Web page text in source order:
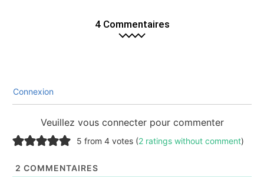
4 Commentaires
Connexion
Veuillez vous connecter pour commenter
5 from 4 votes (2 ratings without comment)
2 COMMENTAIRES